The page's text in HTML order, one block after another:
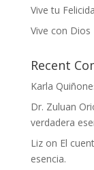
Vive tu
Vive con Dios
Recent
Karla
Dr. Zuluan
verdadera
Lizon El
esencia.